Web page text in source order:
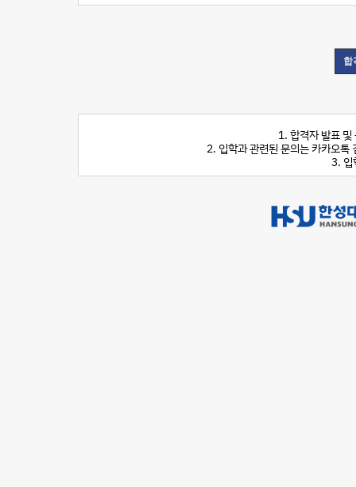
1. 합격자 발표 및
2. 입학과 관련된 문의는 카카오톡
3.